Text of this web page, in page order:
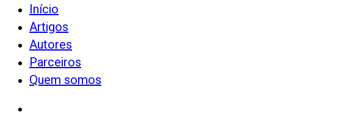
Início
Artigos
Autores
Parceiros
Quem somos